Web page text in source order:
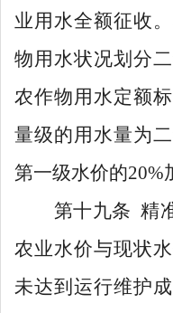
业用水全额征收
物用水状况划分
农作物用水定额
量级的用水量为
第一级水价的20%
第十九条 精
农业水价与现状
未达到运行维护